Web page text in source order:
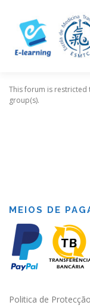
content
HOME
This forum is restricted
group(s).
MEIOS DE
Politica de